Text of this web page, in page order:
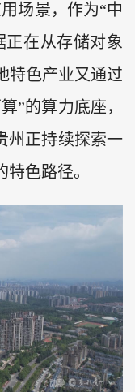
场景，作为“中
正在从存储对象
特色产业又通过
”的算力底座，
州正持续探索一
色路径。